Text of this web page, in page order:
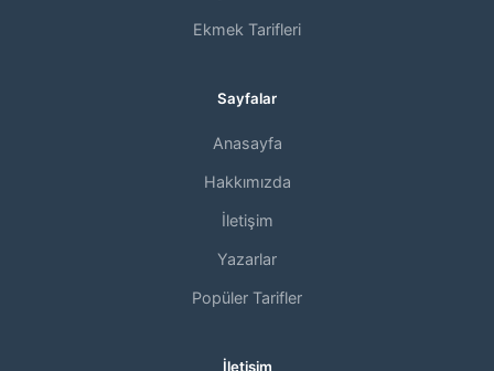
Ekmek Tarifleri
Sayfalar
Anasayfa
Hakkımızda
İletişim
Yazarlar
Popüler Tarifler
İletişim